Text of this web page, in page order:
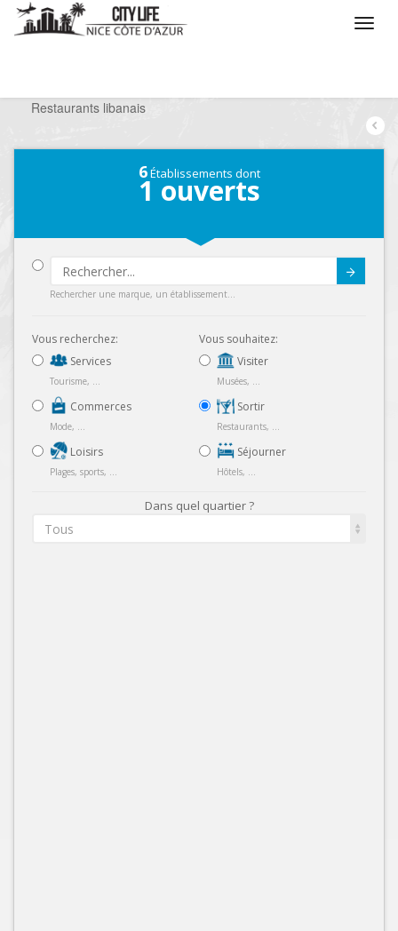
Restaurants libanais
6Établissements dont
1 ouverts
Rechercher une marque, un établissement...
Vous recherchez:
Services
Tourisme, ...
Commerces
Mode, ...
Loisirs
Plages, sports, ...
Vous souhaitez:
Visiter
Musées, ...
Sortir
Restaurants, ...
Séjourner
Hôtels, ...
Dans quel quartier ?
Tous